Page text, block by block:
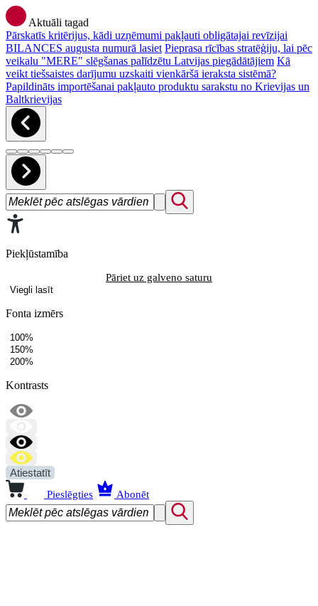
Aktuāli tagad
Pārskatīs kritērijus, kādi uzņēmumi pakļauti obligātajai revīzijai
BILANCES augusta numurā lasiet Pieprasa rīcības stratēģiju, lai pēc
veikalu "MERE" slēgšanas palīdzētu Latvijas piegādātājiem Kā
veikt tiešsaistes darījumu uzskaiti vienkāršā ieraksta sistēmā?
Papildināts importēšanai pakļauto produktu sarakstu no Krievijas un
Baltkrievijas
Piekļūstamība
Pāriet uz galveno saturu
Viegli lasīt
Fonta izmērs
100%
150%
200%
Kontrasts
Atiestatīt
Pieslēgties Abonēt